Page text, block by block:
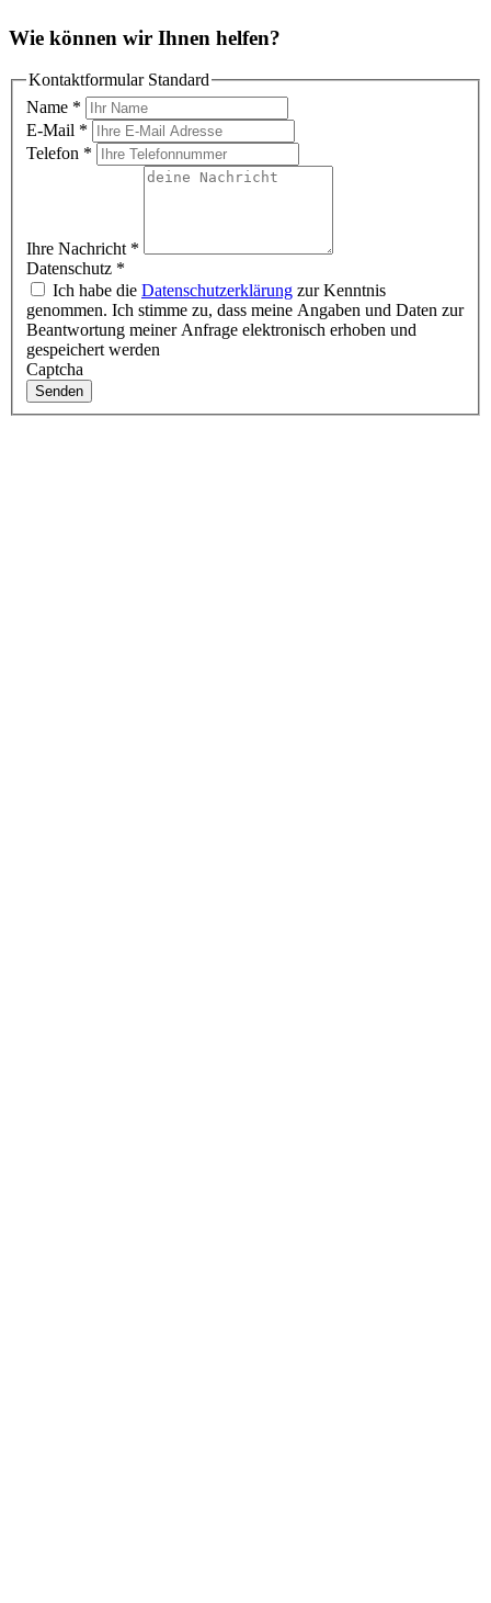
Wie können wir Ihnen helfen?
Kontaktformular Standard
Name *
E-Mail *
Telefon *
Ihre Nachricht *
Datenschutz *
Ich habe die Datenschutzerklärung zur Kenntnis
genommen. Ich stimme zu, dass meine Angaben und Daten zur
Beantwortung meiner Anfrage elektronisch erhoben und
gespeichert werden
Captcha
Senden